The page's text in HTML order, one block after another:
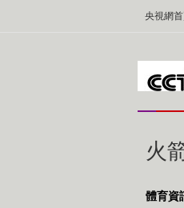
央視網
火
體育資